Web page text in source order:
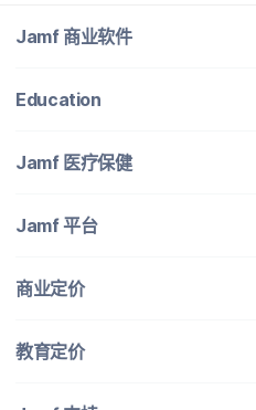
Jamf 商业​软件
Education
Jamf 医​疗​保健
Jamf平台
商业定​价
教育定​价